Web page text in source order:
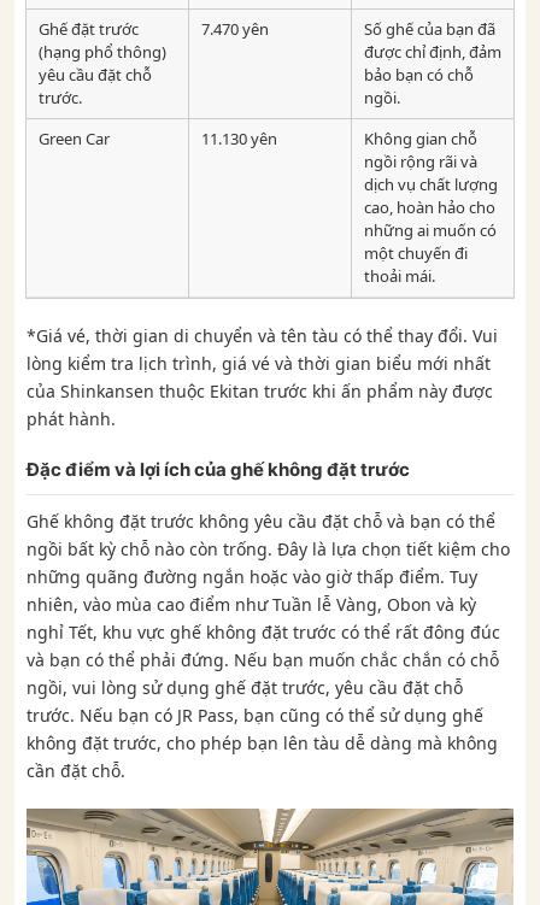
Ghế đặt trước
(hạng phổ thông)
yêu cầu đặt chỗ
trước.
7.470 yên
Số ghế của bạn đã
được chỉ định, đảm
bảo bạn có chỗ
ngồi.
Green Car
11.130 yên
Không gian chỗ
ngồi rộng rãi và
dịch vụ chất lượng
cao, hoàn hảo cho
những ai muốn có
một chuyến đi
thoải mái.
*Giá vé, thời gian di chuyển và tên tàu có thể thay đổi. Vui
lòng kiểm tra lịch trình, giá vé và thời gian biểu mới nhất
của Shinkansen thuộc Ekitan trước khi ấn phẩm này được
phát hành.
Đặc điểm và lợi ích của ghế không đặt trước
Ghế không đặt trước không yêu cầu đặt chỗ và bạn có thể
ngồi bất kỳ chỗ nào còn trống. Đây là lựa chọn tiết kiệm cho
những quãng đường ngắn hoặc vào giờ thấp điểm. Tuy
nhiên, vào mùa cao điểm như Tuần lễ Vàng, Obon và kỳ
nghỉ Tết, khu vực ghế không đặt trước có thể rất đông đúc
và bạn có thể phải đứng. Nếu bạn muốn chắc chắn có chỗ
ngồi, vui lòng sử dụng ghế đặt trước, yêu cầu đặt chỗ
trước. Nếu bạn có JR Pass, bạn cũng có thể sử dụng ghế
không đặt trước, cho phép bạn lên tàu dễ dàng mà không
cần đặt chỗ.